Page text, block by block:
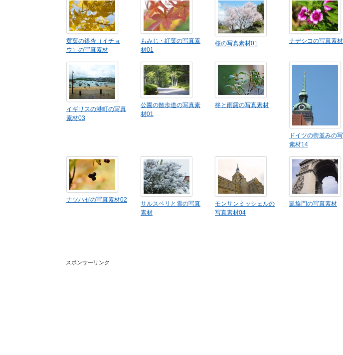
黄葉の銀杏（イチョ
ウ）の写真素材
もみじ・紅葉の写真素
材01
桜の写真素材01 ナデシコの写真素
イギリスの港町の写真
素材03
公園の散歩道の写真素
材01
柊と雨露の写真素材
ドイツの街並みの
素材14
ナツハゼの写真素材02
サルスベリと雪の写真
素材
モンサンミッシェルの
写真素材04
凱旋門の写真素材
スポンサーリンク